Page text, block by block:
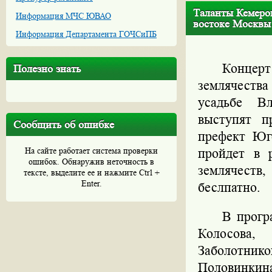
Информация МЧС ЮВАО
Информация Департамента ГОЧСиПБ
Полезно знать
Сообщить об ошибке
На сайте работает система проверки
ошибок. Обнаружив неточность в
тексте, выделите ее и нажмите Ctrl +
Enter.
Таланты
востоке Москвы
усадьбе
выступят
префект
пройдет в
беслпатно.
В